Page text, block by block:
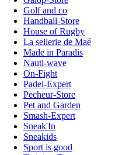
Golf and co
Handball-Store
House of Rugby
La sellerie de Maé
Made in Paradis
Nauti-wave
On-Fight
Padel-Expert
Pecheur-Store
Pet and Garden
Smash-Expert
Sneak'In
Sneakids
Sport is good